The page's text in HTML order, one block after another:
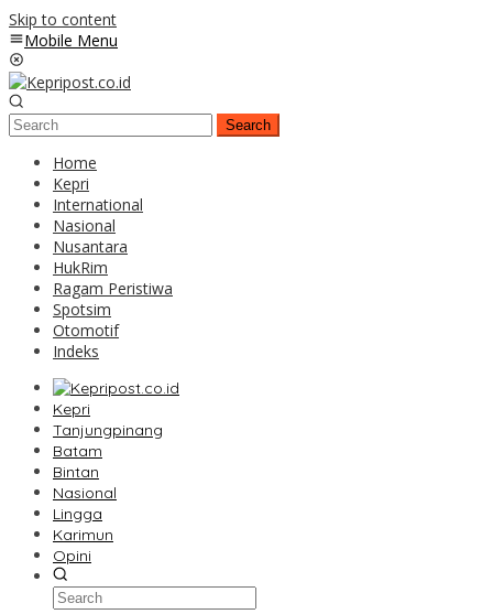
Skip to content
Mobile Menu
Search
Home
Kepri
International
Nasional
Nusantara
HukRim
Ragam Peristiwa
Spotsim
Otomotif
Indeks
Kepri
Tanjungpinang
Batam
Bintan
Nasional
Lingga
Karimun
Opini